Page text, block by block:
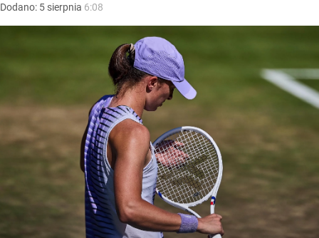
Dodano: 5 sierpnia 6:08